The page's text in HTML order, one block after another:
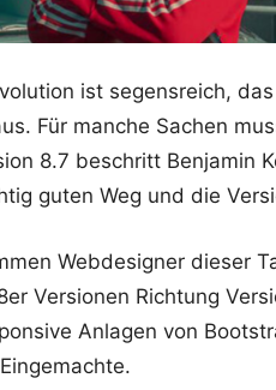
ist segensreich,
Für manche Sachen
8.7 beschritt Benjamin
guten Weg und die
Webdesigner dieser
Versionen Richtung
Anlagen von